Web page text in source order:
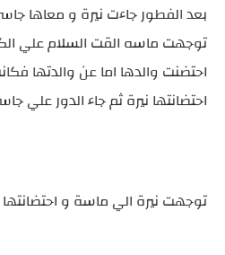
بعد الفطور جاءت نيرة و معاها
توجهت ماسه القت السلام علي
احتضنت والدها اما عن والدتها
احتضانتها نيرة ثم جاء الدور علي
توجهت نيرة الي ماسة و